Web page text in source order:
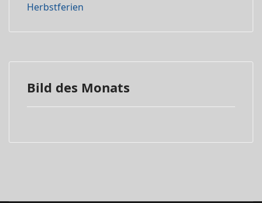
Herbstferien
Bild des Monats